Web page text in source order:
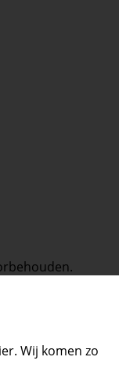
Wij komen zo